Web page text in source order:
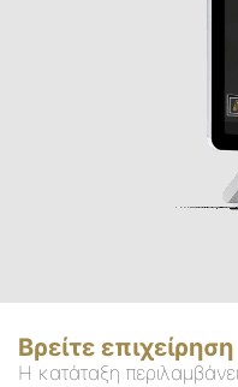
Βρείτε επιχείρηση
Η κατάταξη